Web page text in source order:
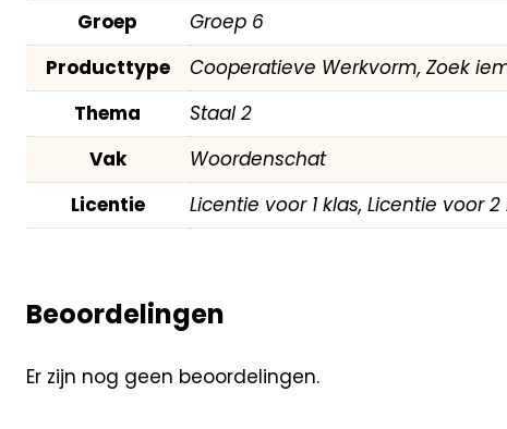
Groep
Groep 6
Producttype
Cooperatieve Werkvorm, Zoek
Thema
Staal 2
Vak
Woordenschat
Licentie
Licentie voor 1 klas, Licentie voor
Beoordelingen
Er zijn nog geen beoordelingen.